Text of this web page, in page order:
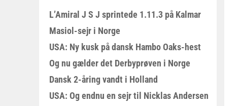
L’Amiral J S J sprintede 1.11.3 på Kalmar
Masiol-sejr i Norge
USA: Ny kusk på dansk Hambo Oaks-hest
Og nu gælder det Derbyprøven i Norge
Dansk 2-åring vandt i Holland
USA: Og endnu en sejr til Nicklas Andersen